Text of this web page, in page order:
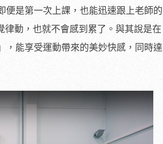
便是第一次上課，也能迅速跟上老師的
動，也就不會感到累了。與其說是在
，能享受運動帶來的美妙快感，同時達